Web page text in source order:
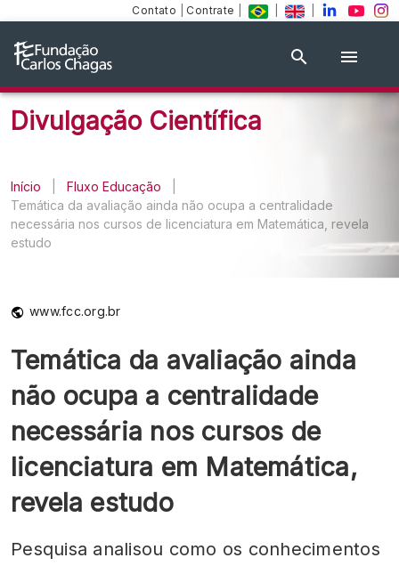
Contato Contrate
Divulgação Científica
Início Fluxo Educação
Temática da avaliação ainda não ocupa a centralidade
necessária nos cursos de licenciatura em Matemática, revela
estudo
www.fcc.org.br
Temática da avaliação ainda
não ocupa a centralidade
necessária nos cursos de
licenciatura em Matemática,
revela estudo
Pesquisa analisou como os conhecimentos